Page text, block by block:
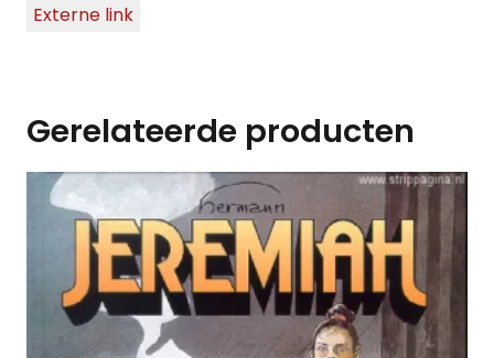
Externe link
Gerelateerde producten